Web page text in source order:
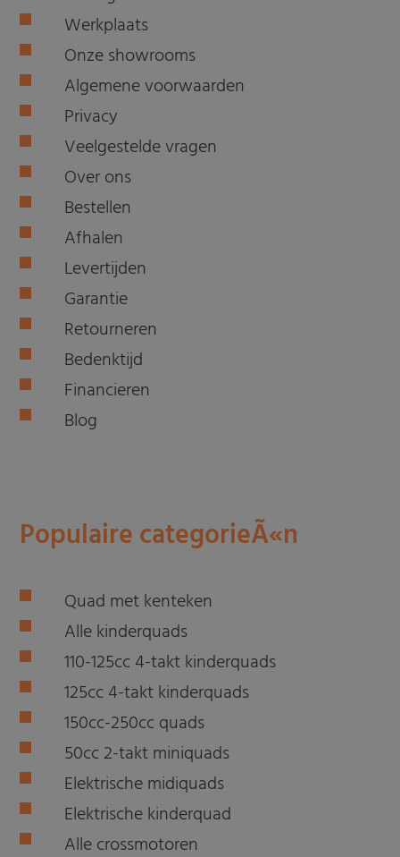
Werkplaats
Onze showrooms
Algemene voorwaarden
Privacy
Veelgestelde vragen
Over ons
Bestellen
Afhalen
Levertijden
Garantie
Retourneren
Bedenktijd
Financieren
Blog
Populaire categorieÃ«n
Quad met kenteken
Alle kinderquads
110-125cc 4-takt kinderquads
125cc 4-takt kinderquads
150cc-250cc quads
50cc 2-takt miniquads
Elektrische midiquads
Elektrische kinderquad
Alle crossmotoren